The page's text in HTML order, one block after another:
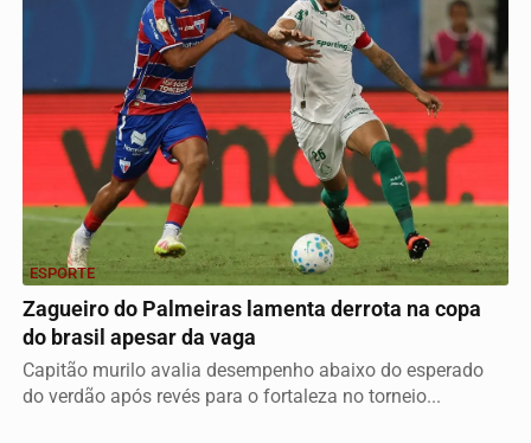
ESPORTE
Zagueiro do Palmeiras lamenta derrota na copa
do brasil apesar da vaga
Capitão murilo avalia desempenho abaixo do esperado
do verdão após revés para o fortaleza no torneio...